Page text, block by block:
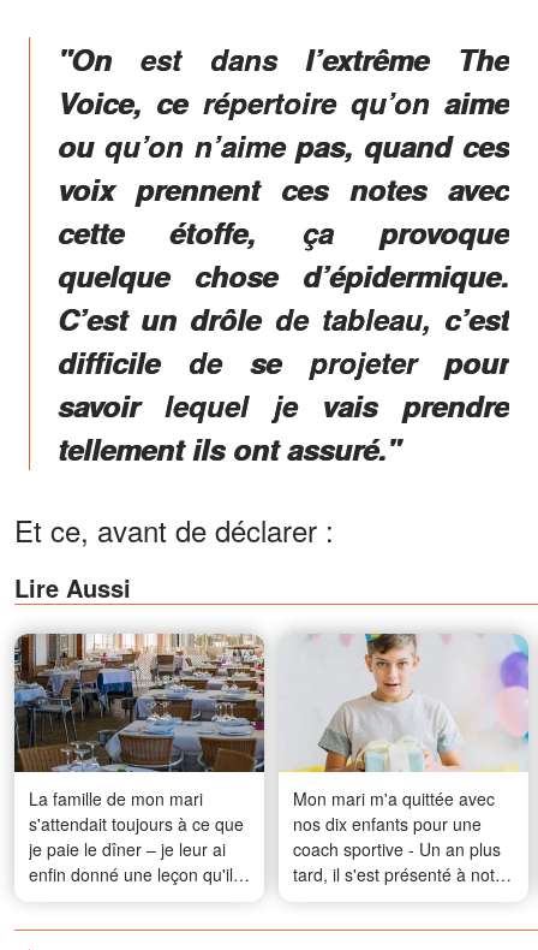
"On est dans l’extrême The
Voice, ce répertoire qu’on aime
ou qu’on n’aime pas, quand ces
voix prennent ces notes avec
cette étoffe, ça provoque
quelque chose d’épidermique.
C’est un drôle de tableau, c’est
difficile de se projeter pour
savoir lequel je vais prendre
tellement ils ont assuré."
Et ce, avant de déclarer :
Lire Aussi
La famille de mon mari
s'attendait toujours à ce que
je paie le dîner – je leur ai
enfin donné une leçon qu'ils
n'oublieront pas
Mon mari m'a quittée avec
nos dix enfants pour une
coach sportive - Un an plus
tard, il s'est présenté à notre
porte, et la réaction de notre
fils de 13 ans a laissé tout le